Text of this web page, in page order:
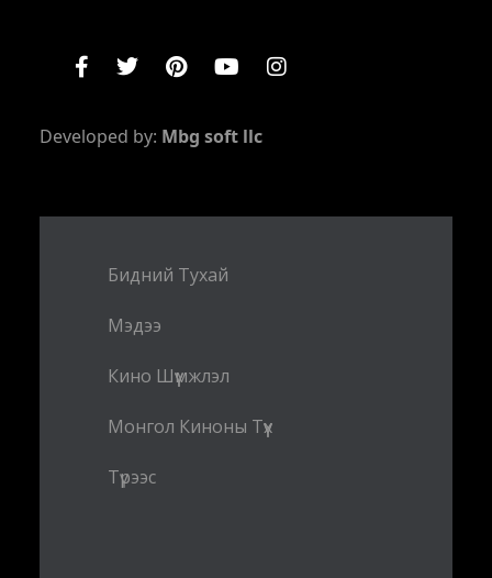
Developed by: Mbg soft llc
Бидний Тухай
Мэдээ
Кино Шүүмжлэл
Монгол Киноны Түүх
Түрээс